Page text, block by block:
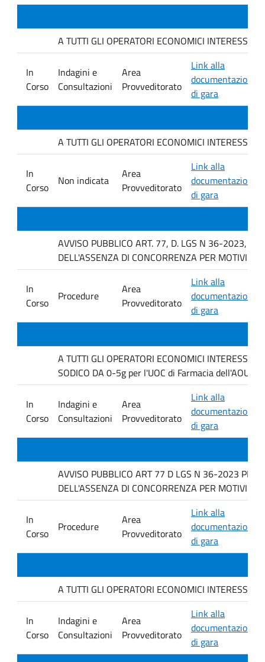
A TUTTI GLI OPERATORI ECONOMICI
In
Corso
Indagini e
Consultazioni
Area
Provveditorato
Link alla
documentazione
di gara
A TUTTI GLI OPERATORI ECONOMICI
In
Corso
Non indicata
Area
Provveditorato
Link alla
documentazione
di gara
AVVISO PUBBLICO ART. 77, D. LGS N 36-2023,
DELL'ASSENZA DI CONCORRENZA PER MOTIVI
In
Corso
Procedure
Area
Provveditorato
Link alla
documentazione
di gara
A TUTTI GLI OPERATORI ECONOMICI
SODICO DA 0-5g per l'UOC di Farmacia dell'AOUP
In
Corso
Indagini e
Consultazioni
Area
Provveditorato
Link alla
documentazione
di gara
AVVISO PUBBLICO ART 77 D LGS N 36-2023 PER
DELL'ASSENZA DI CONCORRENZA PER MOTIVI
In
Corso
Procedure
Area
Provveditorato
Link alla
documentazione
di gara
A TUTTI GLI OPERATORI ECONOMICI
In
Corso
Indagini e
Consultazioni
Area
Provveditorato
Link alla
documentazione
di gara